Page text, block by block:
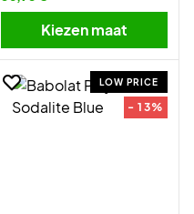
Kiezen maat
LOW PRICE
- 13%